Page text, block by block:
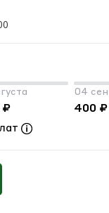
₽
04
400 ₽